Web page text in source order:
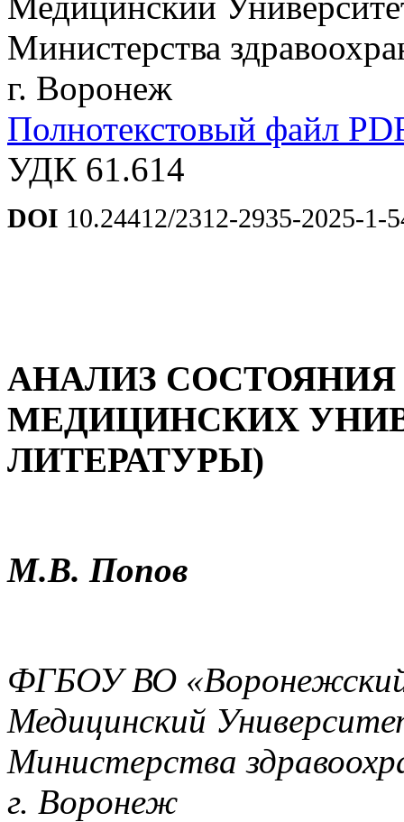
Министерства
г. Воронеж
Полнотекстовый файл
УДК 61.614
DOI 10.24412/2312-2935-2025-1-
АНАЛИЗ СОСТОЯНИЯ
МЕДИЦИНСКИХ
ЛИТЕРАТУРЫ)
М.В. Попов
ФГБОУ ВО
Медицинский
Министерства
г. Воронеж